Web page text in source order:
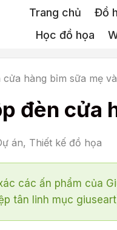
Trang chủ Đồ
Học đồ họa
hàng bỉm sữa mẹ
đèn cửa
án, Thiết kế đồ họa
các ấn phẩm của
tân linh mục